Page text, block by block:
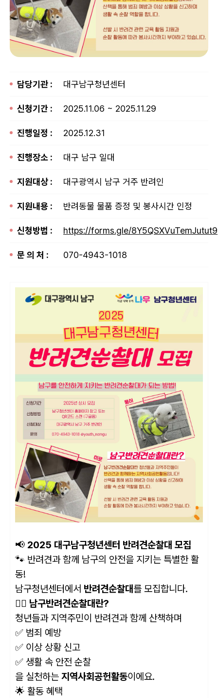
담당기관 : 대구남구청년센터
신청기간 : 2025.11.06 ~ 2025.11.29
진행일정 : 2025.12.31
진행장소 : 대구 남구 일대
지원대상 : 대구광역시 남구 거주 반려인
지원내용 : 반려동물 물품 증정 및 봉사시간 인정
신청방법 : https://forms.gle/8Y5QSXVuTemJutut9
문 의 처 : 070-4943-1018
📢 2025 대구남구청년센터 반려견순찰대 모집
🐾 반려견과 함께 남구의 안전을 지키는 특별한 활
동!
남구청년센터에서 반려견순찰대를 모집합니다.
👮‍♂️ 남구반려견순찰대란?
청년들과 지역주민이 반려견과 함께 산책하며
✅ 범죄 예방
✅ 이상 상황 신고
✅ 생활 속 안전 순찰
을 실천하는 지역사회공헌활동이에요.
🌟 활동 혜택